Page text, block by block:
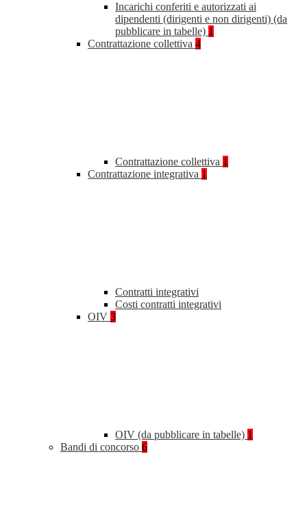
Incarichi conferiti e autorizzati ai
dipendenti (dirigenti e non dirigenti) (da
pubblicare in tabelle) 1
Contrattazione collettiva 4
Contrattazione collettiva 1
Contrattazione integrativa 1
Contratti integrativi
Costi contratti integrativi
OIV 3
OIV (da pubblicare in tabelle) 1
Bandi di concorso 6